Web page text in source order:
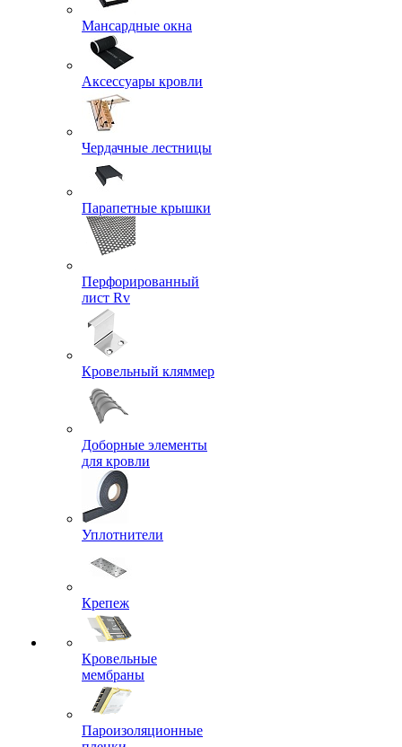
Мансардные окна
Аксессуары кровли
Чердачные лестницы
Парапетные крышки
Перфорированный
лист Rv
Кровельный кляммер
Доборные элементы
для кровли
Уплотнители
Крепеж
Кровельные
мембраны
Пароизоляционные